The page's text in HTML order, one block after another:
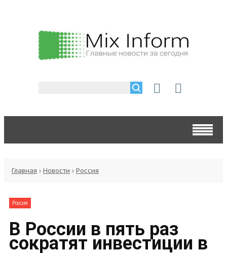
Главная › Новости › Россия
Россия
В России в пять раз
сократят инвестиции в